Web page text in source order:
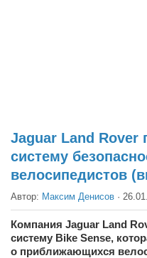
Факты
Выборы
Деньги
Традиции
Опросы
Экология
Jaguar Land Rover
систему
велосипедистов
Автор: Максим Денисов ·
Компания Jaguar Land
систему Bike Sense,
о приближающихся